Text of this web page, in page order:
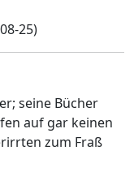
25)
seine Bücher
auf gar keinen
zum Fraß